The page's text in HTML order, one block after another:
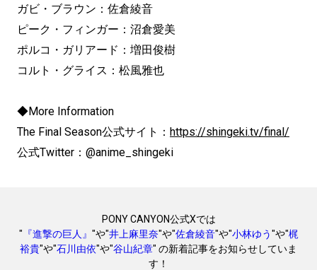
ガビ・ブラウン：佐倉綾音
ピーク・フィンガー：沼倉愛美
ポルコ・ガリアード：増田俊樹
コルト・グライス：松風雅也
◆More Information
The Final Season公式サイト： https://shingeki.tv/final/
公式Twitter：@anime_shingeki
PONY CANYON公式Xでは
" 『進撃の巨人』 "や"井上麻里奈"や"佐倉綾音"や"小林ゆう"や"梶
裕貴"や"石川由依"や"谷山紀章" の新着記事をお知らせしていま
す！